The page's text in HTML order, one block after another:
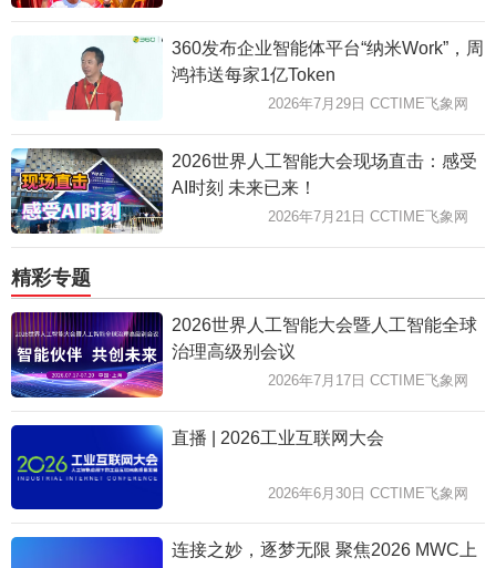
360发布企业智能体平台“纳米Work”，周
鸿祎送每家1亿Token
2026年7月29日 CCTIME飞象网
2026世界人工智能大会现场直击：感受
AI时刻 未来已来！
2026年7月21日 CCTIME飞象网
精彩专题
2026世界人工智能大会暨人工智能全球
治理高级别会议
2026年7月17日 CCTIME飞象网
直播 | 2026工业互联网大会
2026年6月30日 CCTIME飞象网
连接之妙，逐梦无限 聚焦2026 MWC上